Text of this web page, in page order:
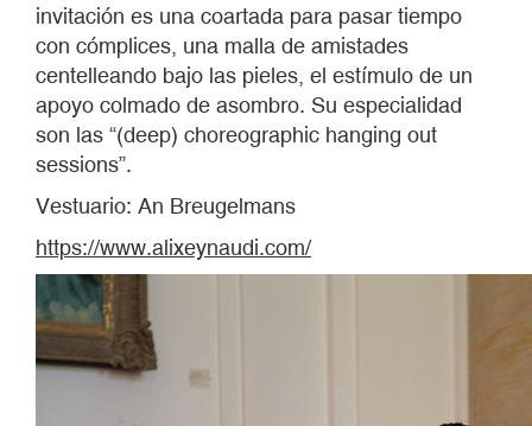
invitación es una coartada para pasar tiempo
con cómplices, una malla de amistades
centelleando bajo las pieles, el estímulo de un
apoyo colmado de asombro. Su especialidad
son las “(deep) choreographic hanging out
sessions”.
Vestuario: An Breugelmans
https://www.alixeynaudi.com/